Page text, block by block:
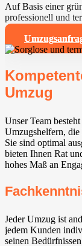
Auf Basis einer
professionell und
Umzug
Unser Team
Umzugshelfern,
Sie sind optimal
bieten Ihnen Rat
hohes Maß an
Jeder Umzug ist
jedem Kunden
seinen Bedürfnissen